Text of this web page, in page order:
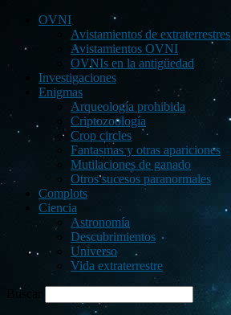
OVNI
Avistamientos de extraterrestres
Avistamientos OVNI
OVNIs en la antigüedad
Investigaciones
Enigmas
Arqueología prohibida
Criptozoología
Crop circles
Fantasmas y otras apariciones
Mutilaciones de ganado
Otros sucesos paranormales
Complots
Ciencia
Astronomía
Descubrimientos
Universo
Vida extraterrestre
Buscar